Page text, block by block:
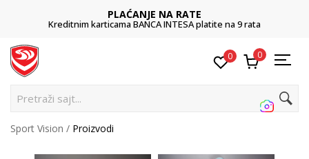
PLAĆANJE NA RATE
Kreditnim karticama BANCA INTESA platite na 9 rata
0 0
Pre
Sport Vision Proizvodi